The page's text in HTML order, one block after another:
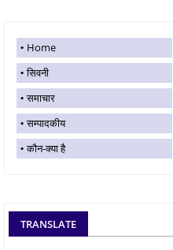
Home
सिवनी
समाचार
सम्पादकीय
कौन-क्या है
TRANSLATE